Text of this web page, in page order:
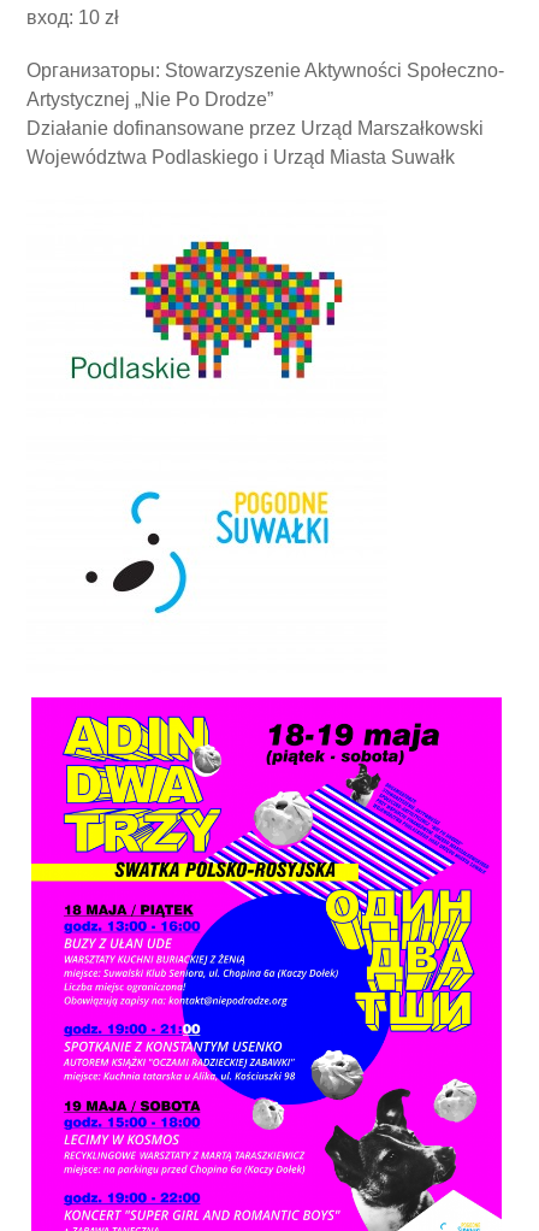
вход: 10 zł
Организаторы: Stowarzyszenie Aktywności Społeczno-
Artystycznej „Nie Po Drodze”
Działanie dofinansowane przez Urząd Marszałkowski
Województwa Podlaskiego i Urząd Miasta Suwałk